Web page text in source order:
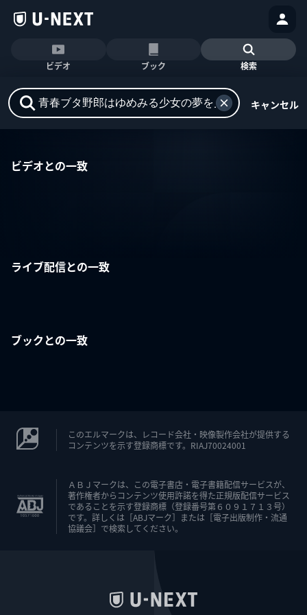
ビデオ ブック 検索
キャンセル
ビデオとの一致
ライブ配信との一致
ブックとの一致
このエルマークは、レコード会社・映像製作会社が提供する
コンテンツを示す登録商標です。RIAJ70024001
ＡＢＪマークは、この電子書店・電子書籍配信サービスが、
著作権者からコンテンツ使用許諾を得た正規版配信サービス
であることを示す登録商標（登録番号第６０９１７１３号）
です。詳しくは［ABJマーク］または［電子出版制作・流通
協議会］で検索してください。